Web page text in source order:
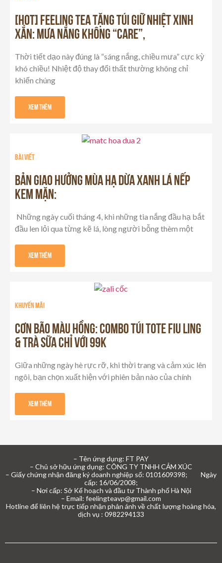
[HOT] FEELING TEA TẶNG TÚI GIỮ NHIỆT XINH
XẮN: MƯA NẮNG KHÔNG “CARE”,
Thời tiết dạo này đúng là “sáng nắng, chiều mưa” cực kỳ
khó chiều! Nhiệt độ thay đổi thất thường không chỉ
khiến chúng
Xem Thêm
Bài viết
BẢN GIAO HƯỞNG MÙA HẠ DỪA XANH LÁ NẾP
KEM MẶN:
Những ngày cuối tháng 4, khi những tia nắng đầu hạ bắt
đầu len lỏi qua từng kẽ lá, lòng người bỗng thèm một
Xem Thêm
khuyến mãi
Cơn Bão Màu Hồng: Combo Túi Tote Fiu Ling
& Trà Sữa chỉ với 99K
Giữa những ngày hè rực rỡ, khi thời trang và cảm xúc lên
ngôi, bạn chọn xuất hiện với phiên bản nào của chính
Xem Thêm
– Tên ứng dụng: FT PAY
– Chủ sở hữu ứng dụng: CÔNG TY TNHH CẢM XÚC
– Giấy chứng nhận đăng ký doanh nghiệp số: 0101609398; Ngày
cấp: 16/06/2008;
– Nơi cấp: Sở Kế hoạch và đầu tư Thành phố Hà Nội
– Email: feelingteavp@gmail.com
Hotline để liên hệ trực tiếp nhận phản ánh về chất lượng hoàng hóa,
dịch vụ : 0982294133